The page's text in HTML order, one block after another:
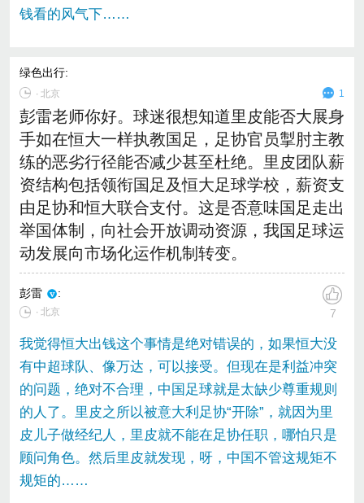
钱看的风气下……
绿色出行:
∙ 北京 1
彭雷老师你好。球迷很想知道里皮能否大展身
手如在恒大一样执教国足，足协官员掣肘主教
练的恶劣行径能否减少甚至杜绝。里皮团队薪
资结构包括领衔国足及恒大足球学校，薪资支
由足协和恒大联合支付。这是否意味国足走出
举国体制，向社会开放调动资源，我国足球运
动发展向市场化运作机制转变。
彭雷 :
∙ 北京 7
我觉得恒大出钱这个事情是绝对错误的，如果恒大没
有中超球队、像万达，可以接受。但现在是利益冲突
的问题，绝对不合理，中国足球就是太缺少尊重规则
的人了。里皮之所以被意大利足协“开除”，就因为里
皮儿子做经纪人，里皮就不能在足协任职，哪怕只是
顾问角色。然后里皮就发现，呀，中国不管这规矩不
规矩的……